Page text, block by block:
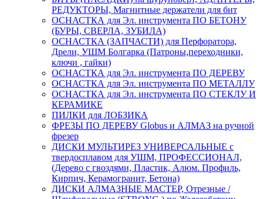
РЕДУКТОРЫ, Магнитные держатели для бит
ОСНАСТКА для Эл. инструмента ПО БЕТОНУ
(БУРЫ, СВЕРЛА, ЗУБИЛА)
ОСНАСТКА (ЗАПЧАСТИ) для Перфоратора,
Дрели, УШМ Болгарка (Патроны,переходники,
ключи , гайки)
ОСНАСТКА для Эл. инструмента ПО ДЕРЕВУ
ОСНАСТКА для Эл. инструмента ПО МЕТАЛЛУ
ОСНАСТКА для Эл. инструмента ПО СТЕКЛУ И
КЕРАМИКЕ
ПИЛКИ для ЛОБЗИКА
ФРЕЗЫ ПО ДЕРЕВУ Globus и АЛМАЗ на ручной
фрезер
ДИСКИ МУЛЬТИРЕЗ УНИВЕРСАЛЬНЫЕ с
твердосплавом для УШМ, ПРОФЕССИОНАЛ,
(Дерево с гвоздями, Пластик, Алюм. Профиль,
Кирпич, Керамогранит, Бетона)
ДИСКИ АЛМАЗНЫЕ МАСТЕР, Отрезные /